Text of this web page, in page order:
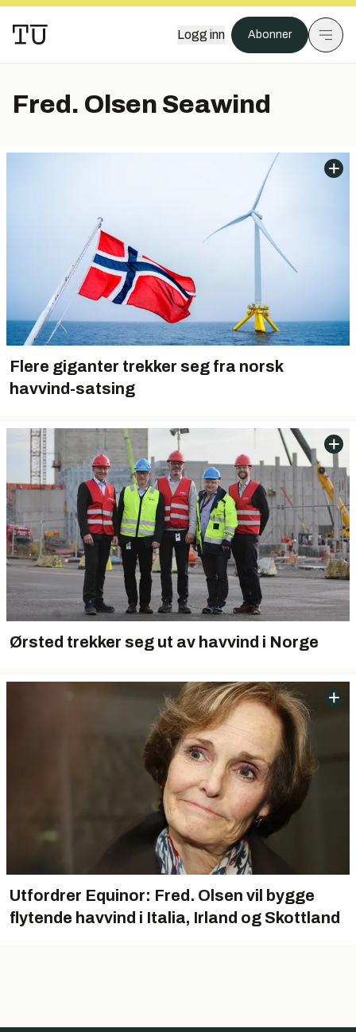
Logg inn Abonner
Fred. Olsen Seawind
Flere giganter trekker seg fra norsk
havvind-satsing
Ørsted trekker seg ut av havvind i Norge
Utfordrer Equinor: Fred. Olsen vil bygge
flytende havvind i Italia, Irland og Skottland